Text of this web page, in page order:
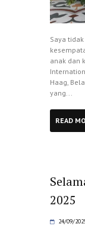
Saya
anak dan
Haag,
yang...
READ
2025
24/09/